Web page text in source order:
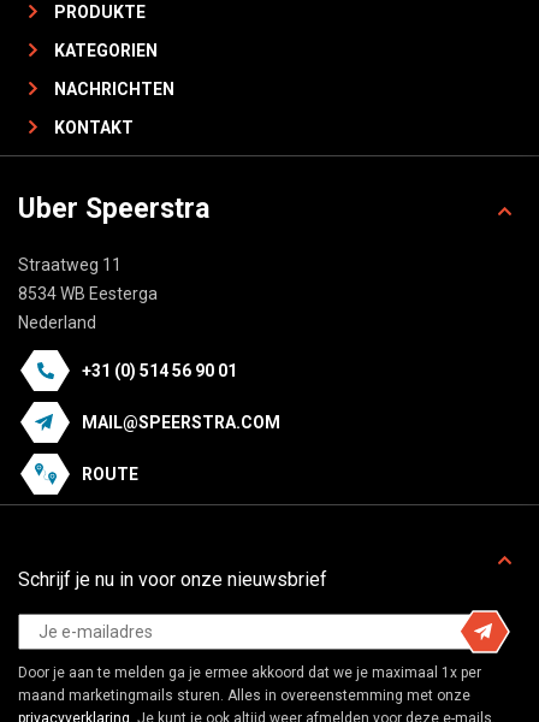
PRODUKTE
KATEGORIEN
NACHRICHTEN
KONTAKT
Uber Speerstra
Straatweg 11
8534 WB Eesterga
Nederland
+31 (0) 514 56 90 01
MAIL@SPEERSTRA.COM
ROUTE
Schrijf je nu in voor onze nieuwsbrief
Door je aan te melden ga je ermee akkoord dat we je maximaal 1x per
maand marketingmails sturen. Alles in overeenstemming met onze
privacyverklaring. Je kunt je ook altijd weer afmelden voor deze e-mails.